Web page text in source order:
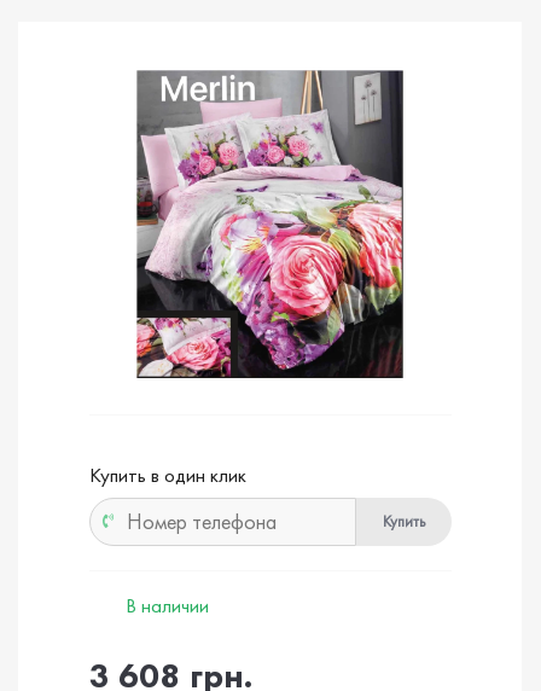
Купить в один клик
Купить
В наличии
3 608 грн.